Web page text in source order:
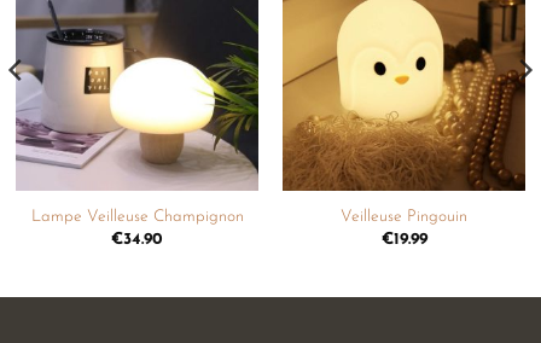
Ajouter
liste de
souhaits
Lampe Veilleuse Champignon
€34.90
Ajouter
à la
liste de
souhaits
Veilleuse Pingouin
€19.99